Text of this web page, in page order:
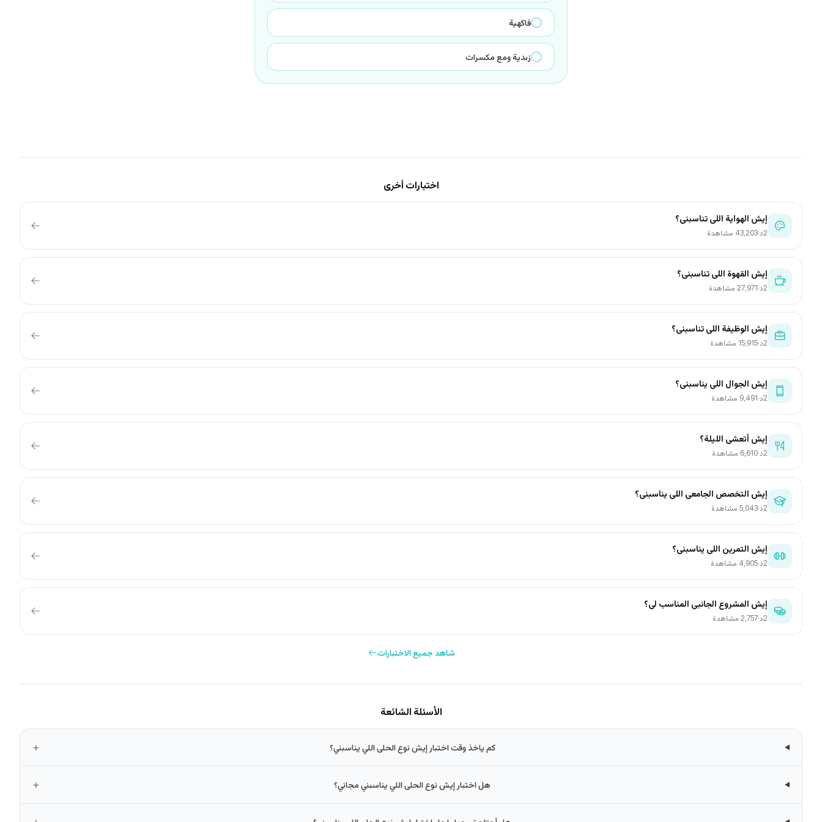
فاكهية
زبدية ومع مكسرات
اختبارات أخرى
إيش الهواية اللي تناسبني؟
2د ·43٬203 مشاهدة
إيش القهوة اللي تناسبني؟
2د ·27٬971 مشاهدة
إيش الوظيفة اللي تناسبني؟
2د ·15٬915 مشاهدة
إيش الجوال اللي يناسبني؟
2د ·9٬491 مشاهدة
إيش أتعشى الليلة؟
2د ·6٬610 مشاهدة
إيش التخصص الجامعي اللي يناسبني؟
2د ·5٬043 مشاهدة
إيش التمرين اللي يناسبني؟
2د ·4٬905 مشاهدة
إيش المشروع الجانبي المناسب لي؟
2د ·2٬757 مشاهدة
شاهد جميع الاختبارات
الأسئلة الشائعة
كم ياخذ وقت اختبار إيش نوع الحلى اللي يناسبني؟ +
هل اختبار إيش نوع الحلى اللي يناسبني مجاني؟ +